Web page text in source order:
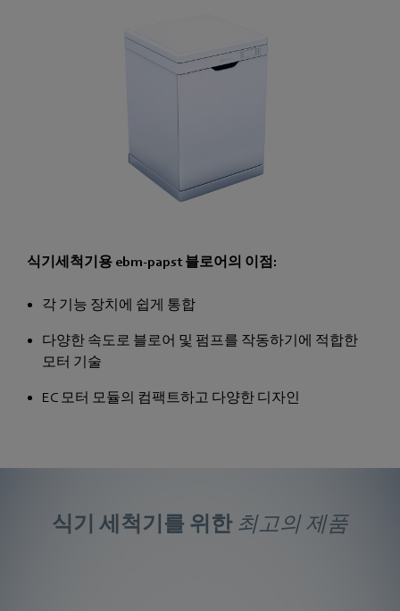
식기세척기용 ebm-papst 블로어의 이점:
각 기능 장치에 쉽게 통합
다양한 속도로 블로어 및 펌프를 작동하기에 적합한
모터 기술
EC 모터 모듈의 컴팩트하고 다양한 디자인
식기 세척기를 위한 최고의 제품